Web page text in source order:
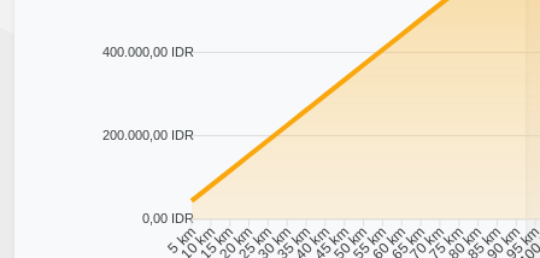
400.000,00 IDR
200.000,00 IDR
0,00 IDR
5 km
10 km15 km20 km25 km30 km35 km40 km45 km50 km55 km60 km65 km70 km75 km80 km85 km90 km
95